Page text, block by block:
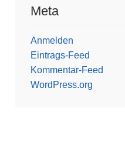
Meta
Anmelden
Eintrags-Feed
Kommentar-Feed
WordPress.org